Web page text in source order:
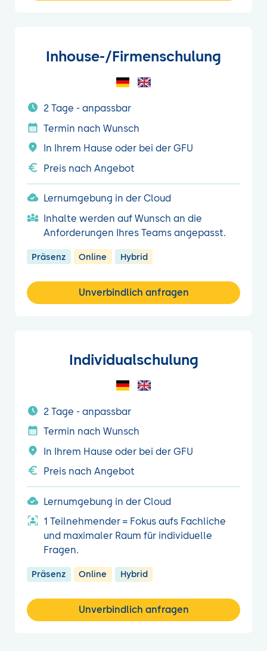
Inhouse-/Firmenschulung
2 Tage - anpassbar
Termin nach Wunsch
In Ihrem Hause oder bei der GFU
Preis nach Angebot
Lernumgebung in der Cloud
Inhalte werden auf Wunsch an die
Anforderungen Ihres Teams angepasst.
Präsenz Online Hybrid
Unverbindlich anfragen
Individualschulung
2 Tage - anpassbar
Termin nach Wunsch
In Ihrem Hause oder bei der GFU
Preis nach Angebot
Lernumgebung in der Cloud
1 Teilnehmender = Fokus aufs Fachliche
und maximaler Raum für individuelle
Fragen.
Präsenz Online Hybrid
Unverbindlich anfragen